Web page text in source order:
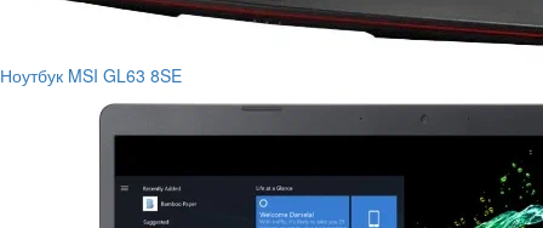
Ноутбук MSI GL63 8SE